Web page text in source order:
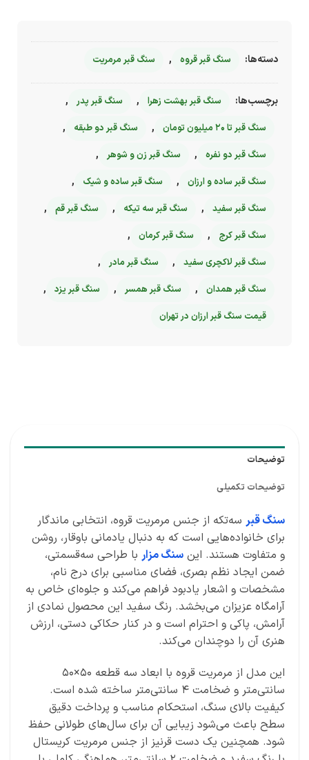
دسته‌ها: سنگ قبر قروه , سنگ قبر مرمریت
برچسب‌ها: سنگ قبر بهشت زهرا , سنگ قبر پدر ,
سنگ قبر تا ۲۰ میلیون تومان , سنگ قبر دو طبقه ,
سنگ قبر دو نفره , سنگ قبر زن و شوهر ,
سنگ قبر ساده و ارزان , سنگ قبر ساده و شیک ,
سنگ قبر سفید , سنگ قبر سه تیکه , سنگ قبر قم ,
سنگ قبر کرج , سنگ قبر کرمان ,
سنگ قبر لاکچری سفید , سنگ قبر مادر ,
سنگ قبر همدان , سنگ قبر همسر , سنگ قبر یزد ,
قیمت سنگ قبر ارزان در تهران
توضیحات
توضیحات تکمیلی
سنگ قبرسه‌تکه از جنس مرمریت قروه، انتخابی ماندگار
برای خانواده‌هایی است که به دنبال یادمانی باوقار، روشن
و متفاوت هستند. اینسنگ مزاربا طراحی سه‌قسمتی،
ضمن ایجاد نظم بصری، فضای مناسبی برای درج نام،
مشخصات و اشعار یادبود فراهم می‌کند و جلوه‌ای خاص به
آرامگاه عزیزان می‌بخشد. رنگ سفید این محصول نمادی از
آرامش، پاکی و احترام است و در کنار حکاکی دستی، ارزش
هنری آن را دوچندان می‌کند.
این مدل از مرمریت قروه با ابعاد سه قطعه ۵۰×۵۰
سانتی‌متر و ضخامت ۴ سانتی‌متر ساخته شده است.
کیفیت بالای سنگ، استحکام مناسب و پرداخت دقیق
سطح باعث می‌شود زیبایی آن برای سال‌های طولانی حفظ
شود. همچنین یک دست قرنیز از جنس مرمریت کریستال